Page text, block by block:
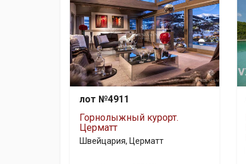
лот №4911
Горнолыжный курорт.
Церматт
Швейцария, Церматт